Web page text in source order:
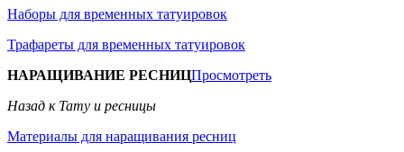
Наборы для временных татуировок
Трафареты для временных татуировок
НАРАЩИВАНИЕ РЕСНИЦПросмотреть
Назад к Тату и ресницы
Материалы для наращивания ресниц